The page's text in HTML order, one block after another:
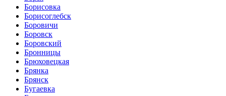
Борисовка
Борисоглебск
Боровичи
Боровск
Боровский
Бронницы
Брюховецкая
Брянка
Брянск
Бугаевка